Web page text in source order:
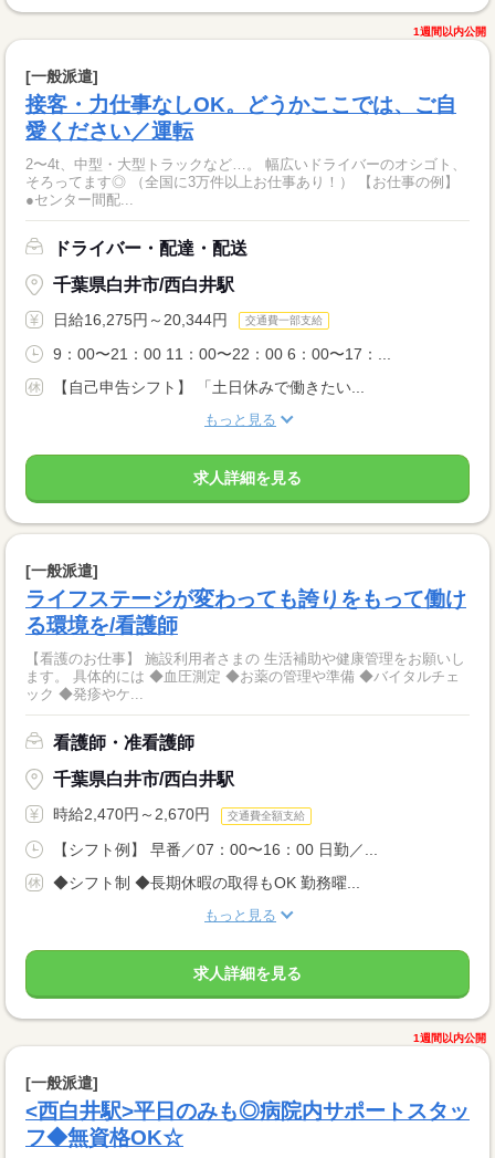
1週間以内公開
[一般派遣]
接客・力仕事なしOK。どうかここでは、ご自
愛ください／運転
2〜4t、中型・大型トラックなど…。 幅広いドライバーのオシゴト、
そろってます◎ （全国に3万件以上お仕事あり！） 【お仕事の例】
●センター間配...
ドライバー・配達・配送
千葉県白井市/西白井駅
日給16,275円～20,344円 交通費一部支給
9：00〜21：00 11：00〜22：00 6：00〜17：...
【自己申告シフト】 「土日休みで働きたい...
もっと見る
求人詳細を見る
[一般派遣]
ライフステージが変わっても誇りをもって働け
る環境を/看護師
【看護のお仕事】 施設利用者さまの 生活補助や健康管理をお願いし
ます。 具体的には ◆血圧測定 ◆お薬の管理や準備 ◆バイタルチェ
ック ◆発疹やケ...
看護師・准看護師
千葉県白井市/西白井駅
時給2,470円～2,670円 交通費全額支給
【シフト例】 早番／07：00〜16：00 日勤／...
◆シフト制 ◆長期休暇の取得もOK 勤務曜...
もっと見る
求人詳細を見る
1週間以内公開
[一般派遣]
<西白井駅>平日のみも◎病院内サポートスタッ
フ◆無資格OK☆